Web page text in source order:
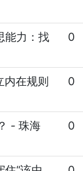
能力：找
0
内在规则
0
- 珠海
0